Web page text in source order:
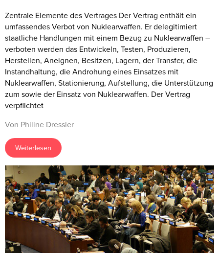
Zentrale Elemente des Vertrages Der Vertrag enthält ein
umfassendes Verbot von Nuklearwaffen. Er delegitimiert
staatliche Handlungen mit einem Bezug zu Nuklearwaffen –
verboten werden das Entwickeln, Testen, Produzieren,
Herstellen, Aneignen, Besitzen, Lagern, der Transfer, die
Instandhaltung, die Androhung eines Einsatzes mit
Nuklearwaffen, Stationierung, Aufstellung, die Unterstützung
zum sowie der Einsatz von Nuklearwaffen. Der Vertrag
verpflichtet
Von Philine Dressler
Weiterlesen